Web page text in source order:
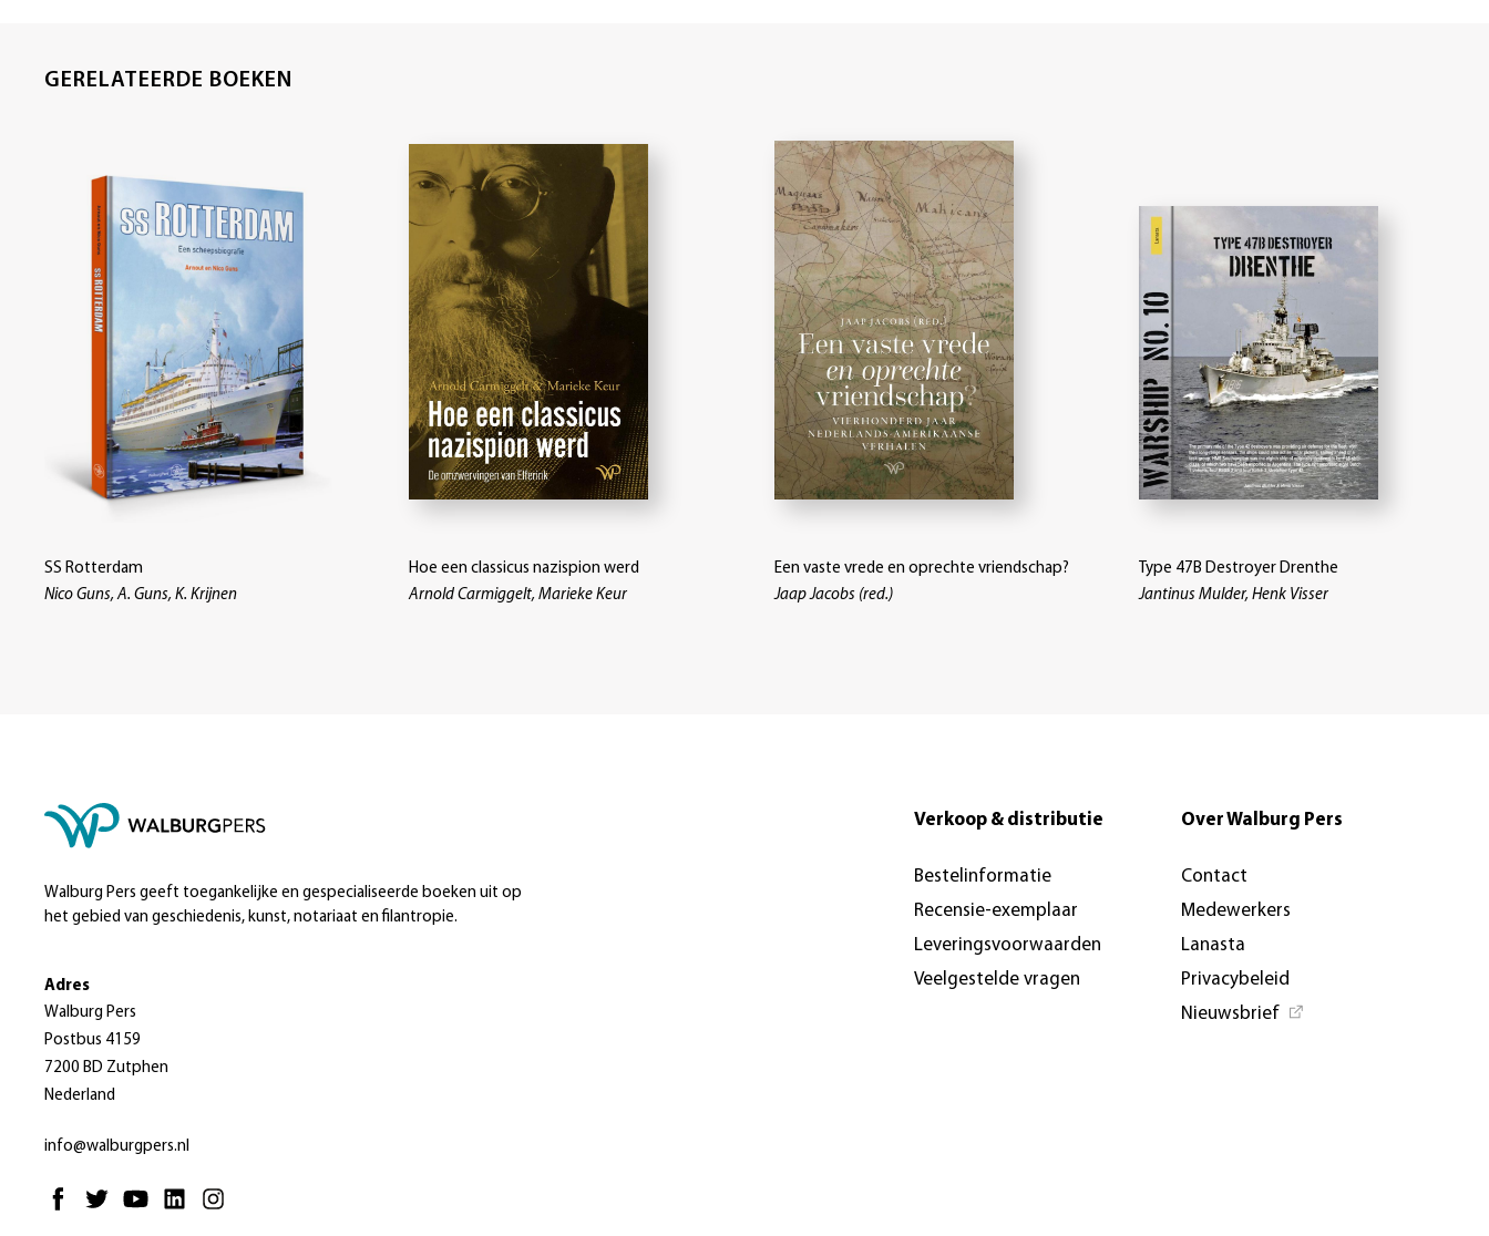
GERELATEERDE BOEKEN
SS Rotterdam
Nico Guns, A. Guns, K. Krijnen
Hoe een classicus nazispion werd
Arnold Carmiggelt, Marieke Keur
Een vaste vrede en oprechte vriendschap?
Jaap Jacobs (red.)
Type 47B Destroyer Drenthe
Jantinus Mulder, Henk Visser
Walburg Pers geeft toegankelijke en gespecialiseerde boeken uit op
het gebied van geschiedenis, kunst, notariaat en filantropie.
Adres
Walburg Pers
Postbus 4159
7200 BD Zutphen
Nederland
info@walburgpers.nl
Verkoop & distributie
Bestelinformatie
Recensie-exemplaar
Leveringsvoorwaarden
Veelgestelde vragen
Over Walburg Pers
Contact
Medewerkers
Lanasta
Privacybeleid
Nieuwsbrief